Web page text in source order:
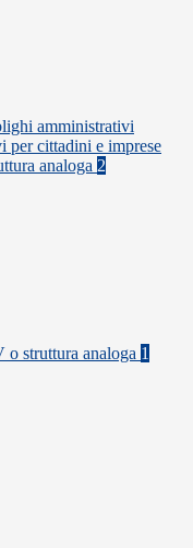
amministrativi
per cittadini e imprese
analoga 2
struttura analoga 1